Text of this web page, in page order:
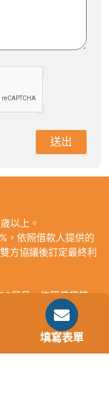
送出
以上。
，依照借款人提供的
方協議後訂定最終利
個月，依照借貸雙
，經多方比較利率
內須還清借款，年
，無須手續費。
填寫表單